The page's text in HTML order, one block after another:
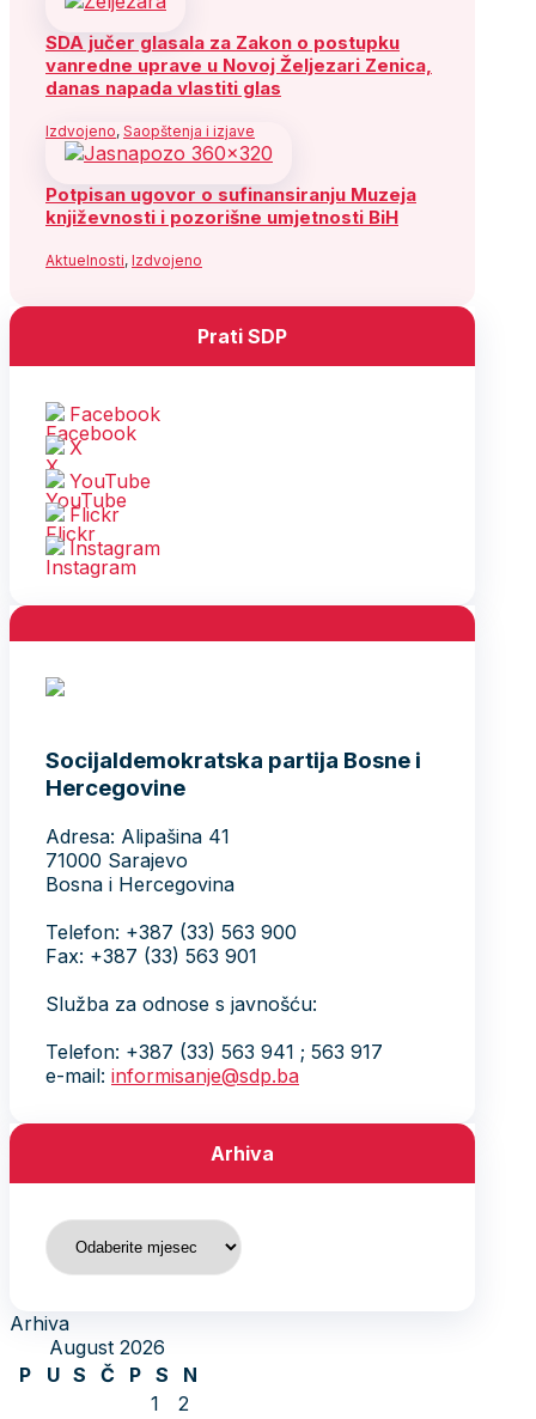
SDA jučer glasala za Zakon o postupku
vanredne uprave u Novoj Željezari Zenica,
danas napada vlastiti glas
Izdvojeno, Saopštenja i izjave
Potpisan ugovor o sufinansiranju Muzeja
književnosti i pozorišne umjetnosti BiH
Aktuelnosti, Izdvojeno
Prati SDP
Facebook
X
YouTube
Flickr
Instagram
Socijaldemokratska partija Bosne i
Hercegovine
Adresa: Alipašina 41
71000 Sarajevo
Bosna i Hercegovina
Telefon: +387 (33) 563 900
Fax: +387 (33) 563 901
Služba za odnose s javnošću:
Telefon: +387 (33) 563 941 ; 563 917
e-mail: informisanje@sdp.ba
Arhiva
Arhiva
Arhiva
August 2026
P
U S Č P S
N
1
2